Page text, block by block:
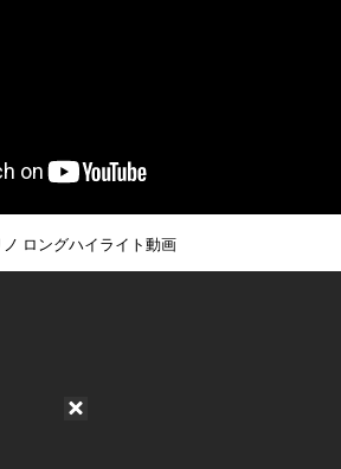
ロングハイライト動画